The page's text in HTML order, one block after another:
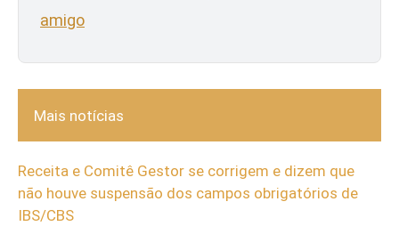
amigo
Mais notícias
Receita e Comitê Gestor se corrigem e dizem que
não houve suspensão dos campos obrigatórios de
IBS/CBS